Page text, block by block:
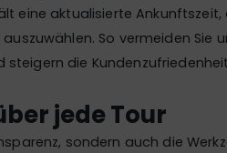
eine aktualisierte
So vermeiden Sie
die
jede Tour
sondern auch die